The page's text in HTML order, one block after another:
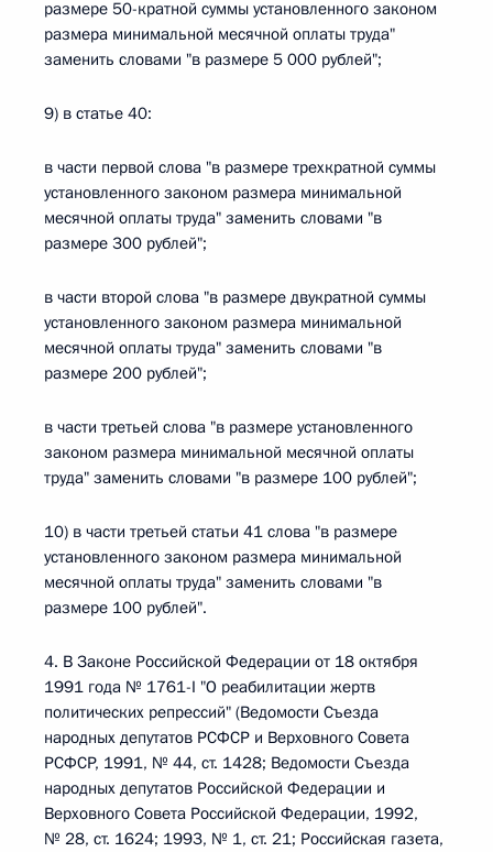
размере 50-кратной суммы установленного законом
размера минимальной месячной оплаты труда"
заменить словами "в размере 5 000 рублей";
9) в статье 40:
в части первой слова "в размере трехкратной суммы
установленного законом размера минимальной
месячной оплаты труда" заменить словами "в
размере 300 рублей";
в части второй слова "в размере двукратной суммы
установленного законом размера минимальной
месячной оплаты труда" заменить словами "в
размере 200 рублей";
в части третьей слова "в размере установленного
законом размера минимальной месячной оплаты
труда" заменить словами "в размере 100 рублей";
10) в части третьей статьи 41 слова "в размере
установленного законом размера минимальной
месячной оплаты труда" заменить словами "в
размере 100 рублей".
4. В Законе Российской Федерации от 18 октября
1991 года № 1761-I "О реабилитации жертв
политических репрессий" (Ведомости Съезда
народных депутатов РСФСР и Верховного Совета
РСФСР, 1991, № 44, ст. 1428; Ведомости Съезда
народных депутатов Российской Федерации и
Верховного Совета Российской Федерации, 1992,
№ 28, ст. 1624; 1993, № 1, ст. 21; Российская газета,